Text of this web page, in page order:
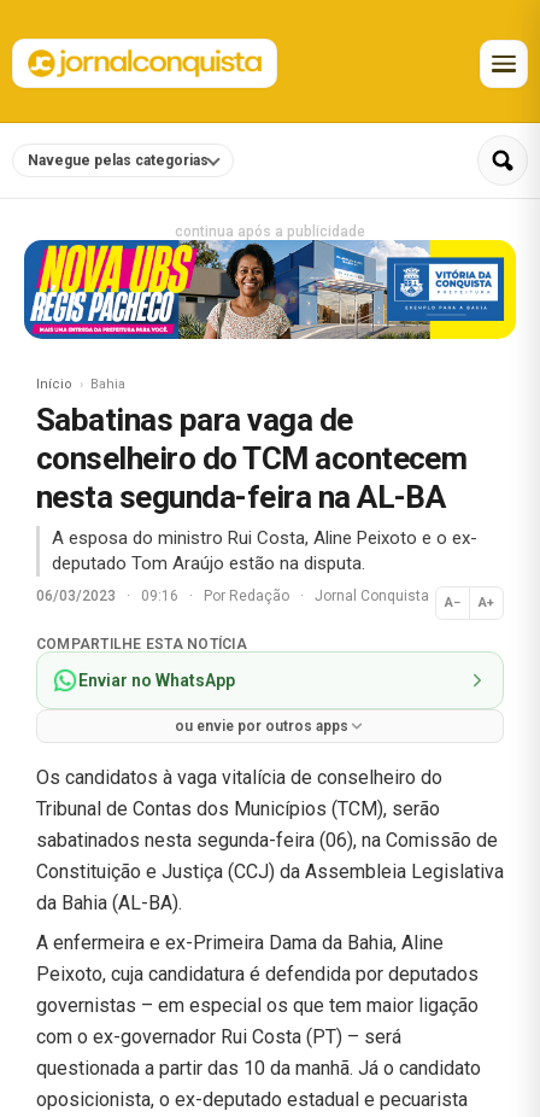
Navegue pelas categorias
continua após a publicidade
Início Bahia
Sabatinas para vaga de
conselheiro do TCM acontecem
nesta segunda-feira na AL-BA
A esposa do ministro Rui Costa, Aline Peixoto e o ex-
deputado Tom Araújo estão na disputa.
06/03/2023 · 09:16 · Por Redação · Jornal Conquista A− A+
Normal
COMPARTILHE ESTA NOTÍCIA
Enviar no WhatsApp
ou envie por outros apps
Os candidatos à vaga vitalícia de conselheiro do
Tribunal de Contas dos Municípios (TCM), serão
sabatinados nesta segunda-feira (06), na Comissão de
Constituição e Justiça (CCJ) da Assembleia Legislativa
da Bahia (AL-BA).
A enfermeira e ex-Primeira Dama da Bahia, Aline
Peixoto, cuja candidatura é defendida por deputados
governistas – em especial os que tem maior ligação
com o ex-governador Rui Costa (PT) – será
questionada a partir das 10 da manhã. Já o candidato
oposicionista, o ex-deputado estadual e pecuarista